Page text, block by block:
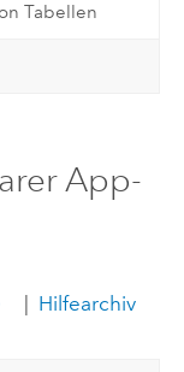
Tabellen
App-
| Hilfearchiv